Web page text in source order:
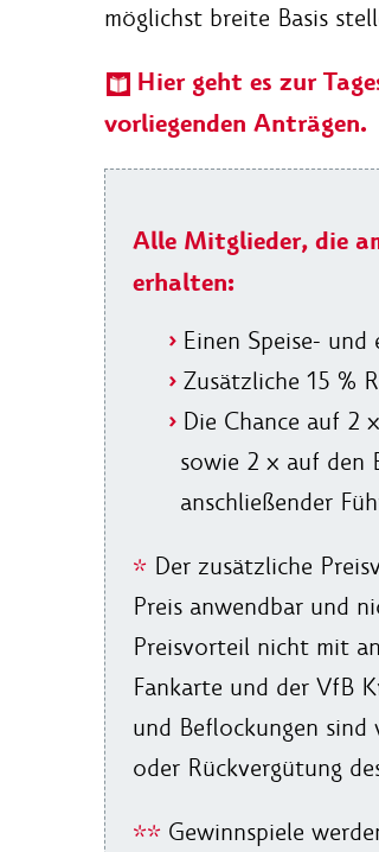
möglichst breite Basis
Hier geht es zur
vorliegenden Anträgen.
Alle Mitglieder, die
erhalten:
Einen Speise-
Zusätzliche 15 %
Die Chance auf 2
sowie 2 x auf den
anschließender
* Der zusätzliche
Preis anwendbar und
Preisvorteil nicht mit
Fankarte und der VfB
und Beflockungen sind
oder Rückvergütung
** Gewinnspiele